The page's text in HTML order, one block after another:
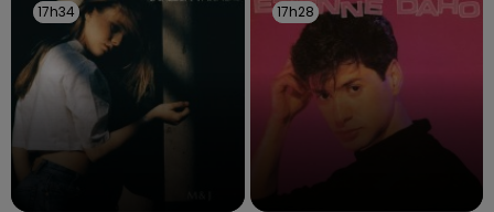
17h34
17h34 17h28
17h28